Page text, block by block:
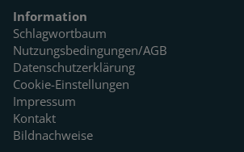
Information
Schlagwortbaum
Nutzungsbedingungen/AGB
Datenschutzerklärung
Cookie-Einstellungen
Impressum
Kontakt
Bildnachweise